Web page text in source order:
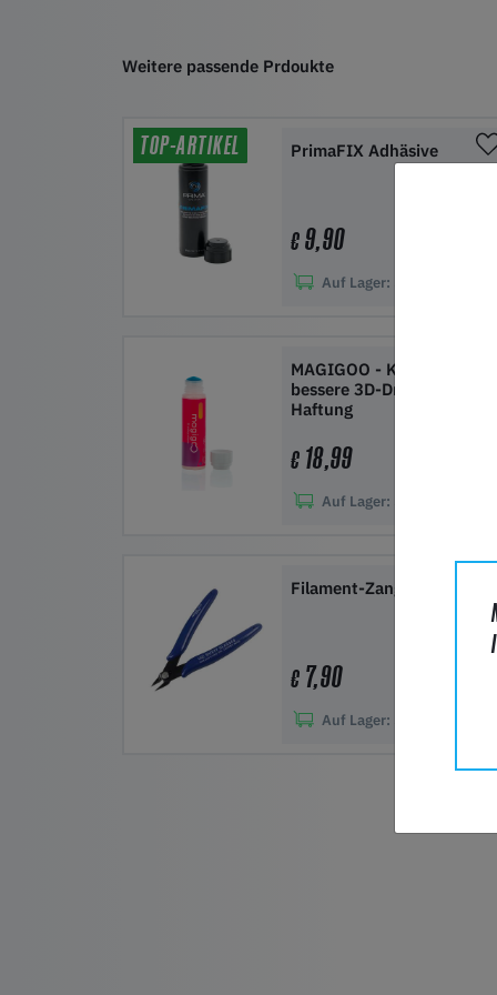
Weitere passende Prdoukte
TOP-ARTIKEL PrimaFIX Adhäsive
€9,90
Auf Lager:
MAGIGOO - Kleber für
bessere 3D-Druck-
Haftung
€ 18,99
Auf Lager:
Filament-Zange
€ 7,90
Auf Lager: